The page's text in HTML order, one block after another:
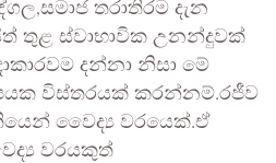
තරාතිරම දැන
තුළ ස්වාභාවික උනන්දුවක්
දන්නා නිසා මේ
විස්තරයක් කරන්නම්.රජීව
වෛද්‍ය වරයෙක්.ඒ
වරයකුත්